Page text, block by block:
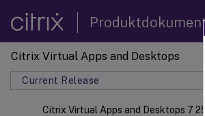
Citrix Virtual Apps and Desktops
Current Release
Citrix Virtual Apps and Desktops 7